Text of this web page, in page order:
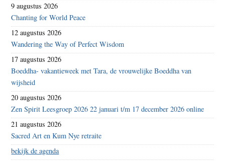
9 augustus 2026
Chanting for World Peace
12 augustus 2026
Wandering the Way of Perfect Wisdom
17 augustus 2026
Boeddha- vakantieweek met Tara, de vrouwelijke Boeddha van
wijsheid
20 augustus 2026
Zen Spirit Leesgroep 2026 22 januari t/m 17 december 2026 online
21 augustus 2026
Sacred Art en Kum Nye retraite
bekijk de agenda